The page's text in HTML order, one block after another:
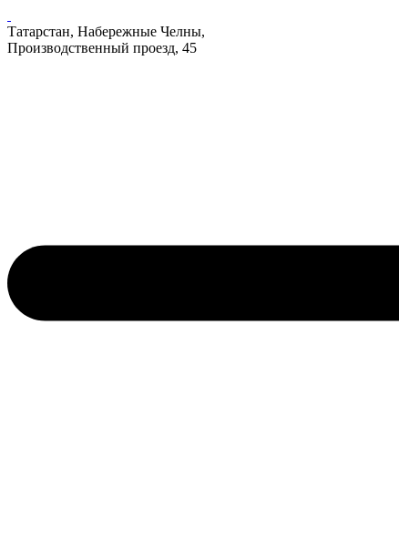
Татарстан, Набережные Челны,
Производственный проезд, 45